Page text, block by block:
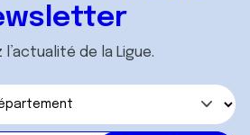
l’actualité de la Ligue.